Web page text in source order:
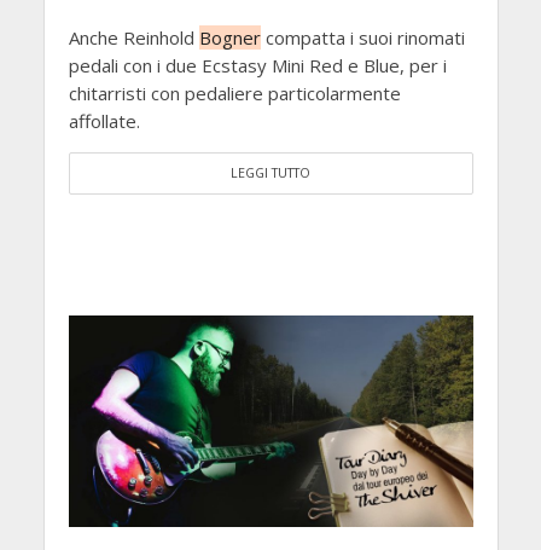
Anche Reinhold Bognercompatta i suoi rinomati
pedali con i due Ecstasy Mini Red e Blue, per i
chitarristi con pedaliere particolarmente
affollate.
LEGGI TUTTO